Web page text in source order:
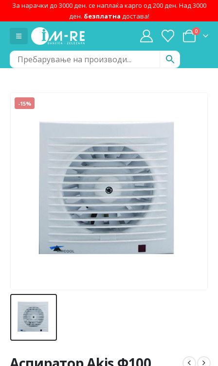
За нарачки до 3000 ден. се наплаќа карго од 200 ден. Над 3000
ден. безплатна достава!
0
-15%